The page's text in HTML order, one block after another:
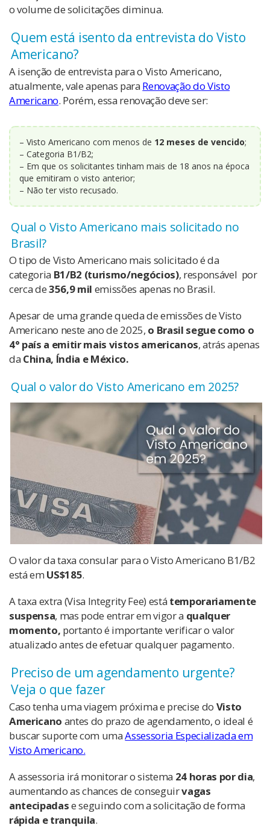
o volume de solicitações diminua.
Quem está isento da entrevista do Visto
Americano?
A isenção de entrevista para o Visto Americano,
atualmente, vale apenas para Renovação do Visto
Americano. Porém, essa renovação deve ser:
– Visto Americano com menos de 12 meses de vencido;
– Categoria B1/B2;
– Em que os solicitantes tinham mais de 18 anos na época
que emitiram o visto anterior;
– Não ter visto recusado.
Qual o Visto Americano mais solicitado no
Brasil?
O tipo de Visto Americano mais solicitado é da
categoria B1/B2 (turismo/negócios), responsável por
cerca de356,9 mil emissões apenas no Brasil.
Apesar de uma grande queda de emissões de Visto
Americano neste ano de 2025, o Brasil segue como o
4° país a emitir mais vistos americanos, atrás apenas
da China, Índia e México.
Qual o valor do Visto Americano em 2025?
O valor da taxa consular para o Visto Americano B1/B2
está em US$185.
A taxa extra (Visa Integrity Fee) está temporariamente
suspensa, mas pode entrar em vigor a qualquer
momento, portanto é importante verificar o valor
atualizado antes de efetuar qualquer pagamento.
Preciso de um agendamento urgente?
Veja o que fazer
Caso tenha uma viagem próxima e precise do Visto
Americano antes do prazo de agendamento, o ideal é
buscar suporte com umaAssessoria Especializada em
Visto Americano.
A assessoria irá monitorar o sistema 24 horas por dia,
aumentando as chances de conseguirvagas
antecipadase seguindo com a solicitação de forma
rápida e tranquila.